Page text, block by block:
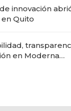
innovación
Quito
en Moderna